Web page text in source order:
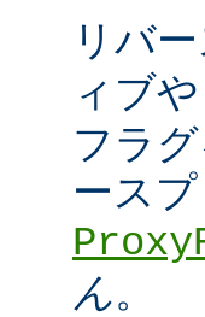
リバ
ィブや
フラ
ース
ん。